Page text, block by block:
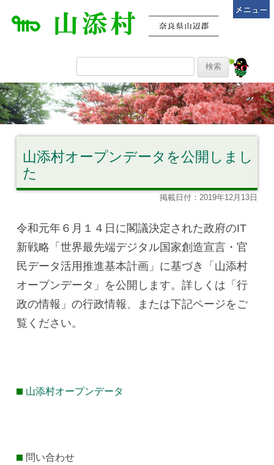
山添村オープンデータを公開しまし
た
掲載日付：2019年12月13日
令和元年６月１４日に閣議決定された政府のIT
新戦略「世界最先端デジタル国家創造宣言・官
民データ活用推進基本計画」に基づき「山添村
オープンデータ」を公開します。詳しくは「行
政の情報」の行政情報、または下記ページをご
覧ください。
山添村オープンデータ
問い合わせ